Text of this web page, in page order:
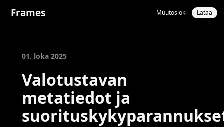
Frames Muutosloki Lataa
01. loka 2025
Valotustavan
metatiedot ja